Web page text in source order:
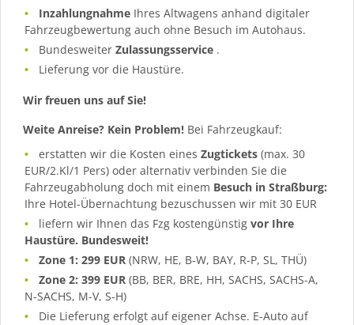
Inzahlungnahme Ihres Altwagens anhand digitaler
Fahrzeugbewertung auch ohne Besuch im Autohaus.
BundesweiterZulassungsservice .
Lieferung vor die Haustüre.
Wir freuen uns auf Sie!
Weite Anreise? Kein Problem! Bei Fahrzeugkauf:
erstatten wir die Kosten einesZugtickets (max. 30
EUR/2.Kl/1 Pers) oder alternativ verbinden Sie die
Fahrzeugabholung doch mit einem Besuch in Straßburg:
Ihre Hotel-Übernachtung bezuschussen wir mit 30 EUR
liefern wir Ihnen das Fzg kostengünstigvor Ihre
Haustüre. Bundesweit!
Zone 1: 299 EUR (NRW, HE, B-W, BAY, R-P, SL, THÜ)
Zone 2: 399 EUR (BB, BER, BRE, HH, SACHS, SACHS-A,
N-SACHS, M-V, S-H)
Die Lieferung erfolgt auf eigener Achse. E-Auto auf